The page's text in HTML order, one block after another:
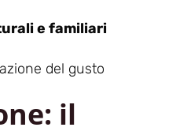
e familiari
del gusto
il